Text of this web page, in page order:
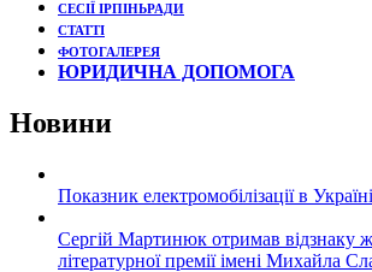
СЕСІЇ ІРПІНЬРАДИ
СТАТТІ
ФОТОГАЛЕРЕЯ
ЮРИДИЧНА ДОПОМОГА
Новини
Показник електромобілізації в
Сергій Мартинюк отримав відзнаку
літературної премії імені Михайла